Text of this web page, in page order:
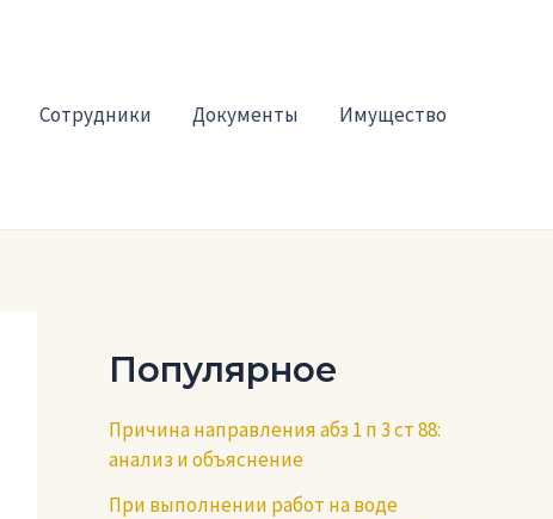
Сотрудники Документы Имущество
Популярное
Причина направления абз 1 п 3 ст 88:
анализ и объяснение
При выполнении работ на воде